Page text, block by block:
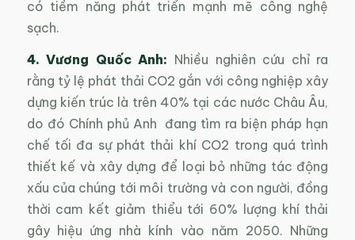
có tiềm năng phát triển mạnh mẽ công nghệ
sạch.
4. Vương Quốc Anh: Nhiều nghiên cứu chỉ ra
rằng tỷ lệ phát thải CO2 gắn với công nghiệp xây
dựng kiến trúc là trên 40% tại các nước Châu Âu,
do đó Chính phủ Anh đang tìm ra biện pháp hạn
chế tối đa sự phát thải khí CO2 trong quá trình
thiết kế và xây dựng để loại bỏ những tác động
xấu của chúng tới môi trường và con người, đồng
thời cam kết giảm thiểu tới 60% lượng khí thải
gây hiệu ứng nhà kính vào năm 2050. Những